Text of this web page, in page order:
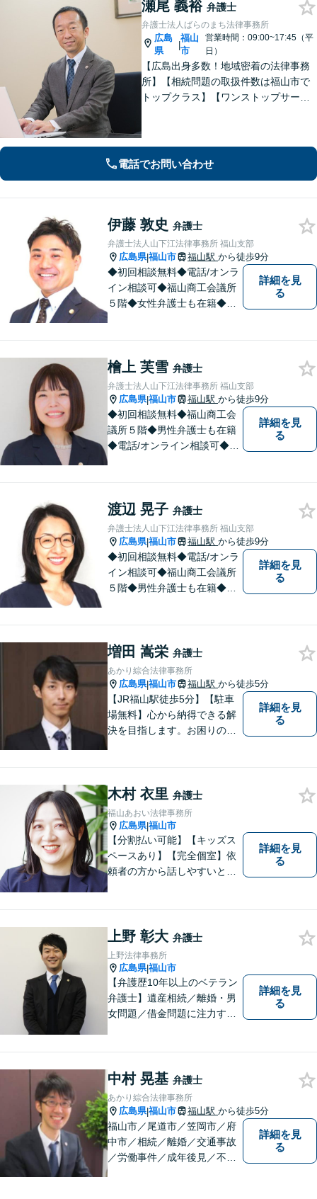
瀬尾 義裕 弁護士
弁護士法人ばらのまち法律事務所
広島
県
|
福山
市
営業時間：09:00~17:45（平
日）
【広島出身多数！地域密着の法律事務
所】【相続問題の取扱件数は福山市で
トップクラス】【ワンストップサービ
遺言・相続、債務整理など、幅広い分
電話でお問い合わせ
伊藤 敦史 弁護士
弁護士法人山下江法律事務所 福山支部
広島県|福山市 福山駅 から徒歩9分
◆初回相談無料◆電話/オンラ
イン相談可◆福山商工会議所
５階◆女性弁護士も在籍◆刑
いことも安心してご相談くだ
さい。あなたの気持ちに寄り
添い、丁寧にお応えします。
詳細を見
る
檜上 芙雪 弁護士
弁護士法人山下江法律事務所 福山支部
広島県|福山市 福山駅 から徒歩9分
◆初回相談無料◆福山商工会
議所５階◆男性弁護士も在籍
◆電話/オンライン相談可◆離
話しにくいことも安心してご
相談ください。あなたの気持
ちに寄り添い、丁寧にお応え
します。
詳細を見
る
渡辺 晃子 弁護士
弁護士法人山下江法律事務所 福山支部
広島県|福山市 福山駅 から徒歩9分
◆初回相談無料◆電話/オンラ
イン相談可◆福山商工会議所
５階◆男性弁護士も在籍◆離
ど。話しにくいことも安心し
てご相談ください。あなたの
気持ちに寄り添い、丁寧にお
応えします。
詳細を見
る
増田 嵩栄 弁護士
あかり綜合法律事務所
広島県|福山市 福山駅 から徒歩5分
【JR福山駅徒歩5分】【駐車
場無料】心から納得できる解
決を目指します。お困りの方
詳細を見
る
木村 衣里 弁護士
福山あおい法律事務所
広島県|福山市
【分割払い可能】【キッズス
ペースあり】【完全個室】依
頼者の方から話しやすいと定
相談ください。
詳細を見
る
上野 彰大 弁護士
上野法律事務所
広島県|福山市
【弁護歴10年以上のベテラン
弁護士】遺産相続／離婚・男
女問題／借金問題に注力する
指します。ぜひ一度ご相談に
いらしてください。【駐車場
有】
詳細を見
る
中村 晃基 弁護士
あかり綜合法律事務所
広島県|福山市 福山駅 から徒歩5分
福山市／尾道市／笠岡市／府
中市／相続／離婚／交通事故
／労働事件／成年後見／不動
詳細を見
る